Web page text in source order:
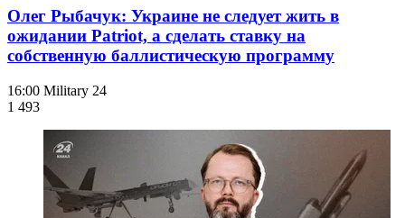
Олег Рыбачук: Украине не следует жить в
ожидании Patriot, а сделать ставку на
собственную баллистическую программу
16:00 Military 24
1 493